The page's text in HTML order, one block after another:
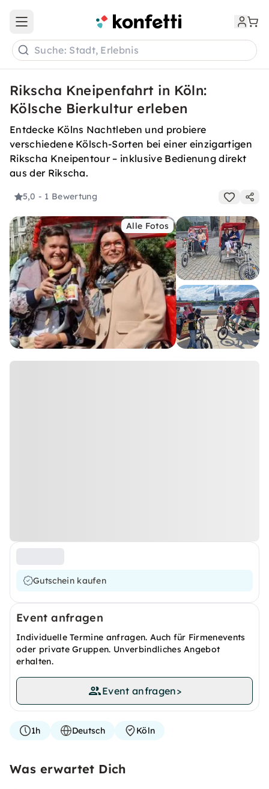
Open main menu
Suche: Stadt, Erlebnis
Rikscha Kneipenfahrt in Köln:
Kölsche Bierkultur erleben
Entdecke Kölns Nachtleben und probiere
verschiedene Kölsch-Sorten bei einer einzigartigen
Rikscha Kneipentour – inklusive Bedienung direkt
aus der Rikscha.
5,0 - 1 Bewertung
Alle Fotos
Gutschein kaufen
Event anfragen
Individuelle Termine anfragen. Auch für Firmenevents
oder private Gruppen. Unverbindliches Angebot
erhalten.
Event anfragen>
1h Deutsch Köln
Was erwartet Dich